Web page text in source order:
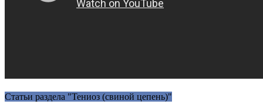
Статьи раздела "Тениоз (свиной цепень)"